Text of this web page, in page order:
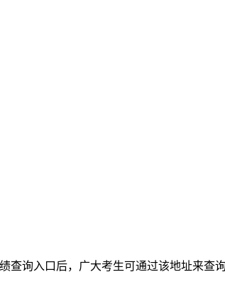
询入口后，广大考生可通过该地址来查